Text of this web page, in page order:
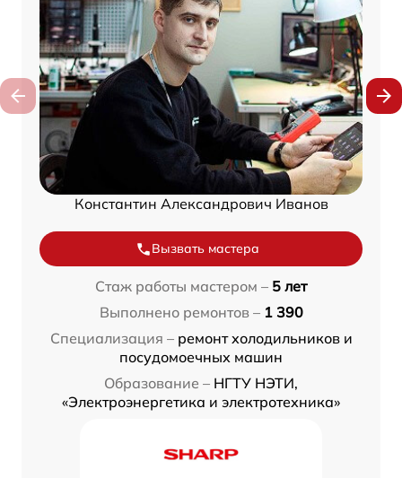
Константин Александрович Иванов
Вызвать мастера
Стаж работы мастером – 5 лет
Выполнено ремонтов – 1 390
Специализация – ремонт холодильников и
посудомоечных машин
Образование – НГТУ НЭТИ,
«Электроэнергетика и электротехника»